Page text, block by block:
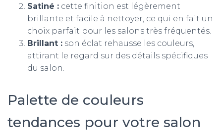
Satiné : cette finition est légèrement
brillante et facile à nettoyer, ce qui en fait un
choix parfait pour les salons très fréquentés.
Brillant : son éclat rehausse les couleurs,
attirant le regard sur des détails spécifiques
du salon.
Palette de couleurs
tendances pour votre salon